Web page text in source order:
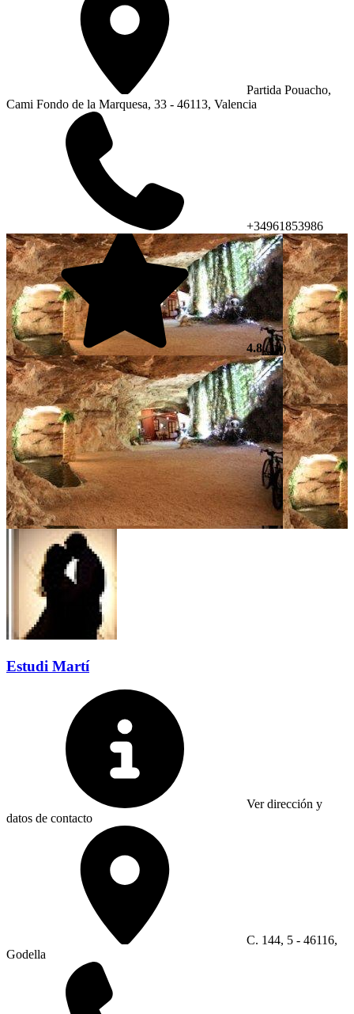
Partida Pouacho,
Cami Fondo de la Marquesa, 33 - 46113, Valencia
+34961853986
4.8(14)
Estudi Martí
Ver dirección y
datos de contacto
C. 144, 5 - 46116,
Godella